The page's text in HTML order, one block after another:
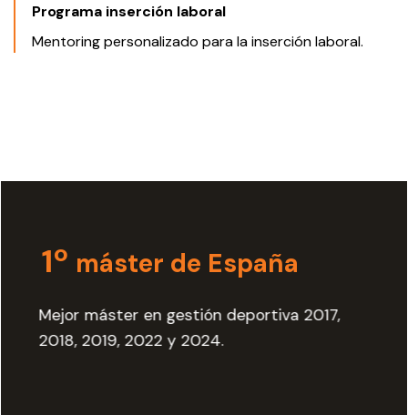
Programa inserción laboral
Mentoring personalizado para la inserción laboral.
1º máster de España
Mejor máster en gestión deportiva 2017,
2018, 2019, 2022 y 2024.